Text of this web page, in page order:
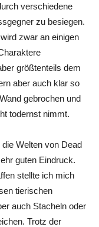
verschiedene
zu besiegen.
zwar an einigen
größtenteils dem
aber auch klar so
gebrochen und
todernst nimmt.
Welten von Dead
guten Eindruck.
stellte ich mich
tierischen
auch Stacheln oder
Trotz der